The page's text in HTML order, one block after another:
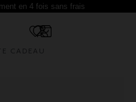
en 4 fois sans frais
CADEAU